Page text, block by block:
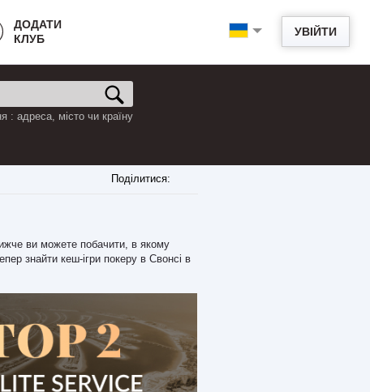
УВІЙТИ
ДОДАТИ
КЛУБ
: адреса, місто чи країну
Поділитися:
ви можете побачити, в якому
знайти кеш-ігри покеру в Свонсі в